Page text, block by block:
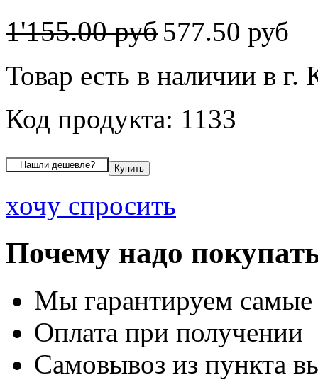
1'155.00 руб 577.50 руб
Товар есть в наличии в г.
Код продукта: 1133
хочу спросить
Почему надо
Мы гарантируем
Оплата при получении
Самовывоз из пункта